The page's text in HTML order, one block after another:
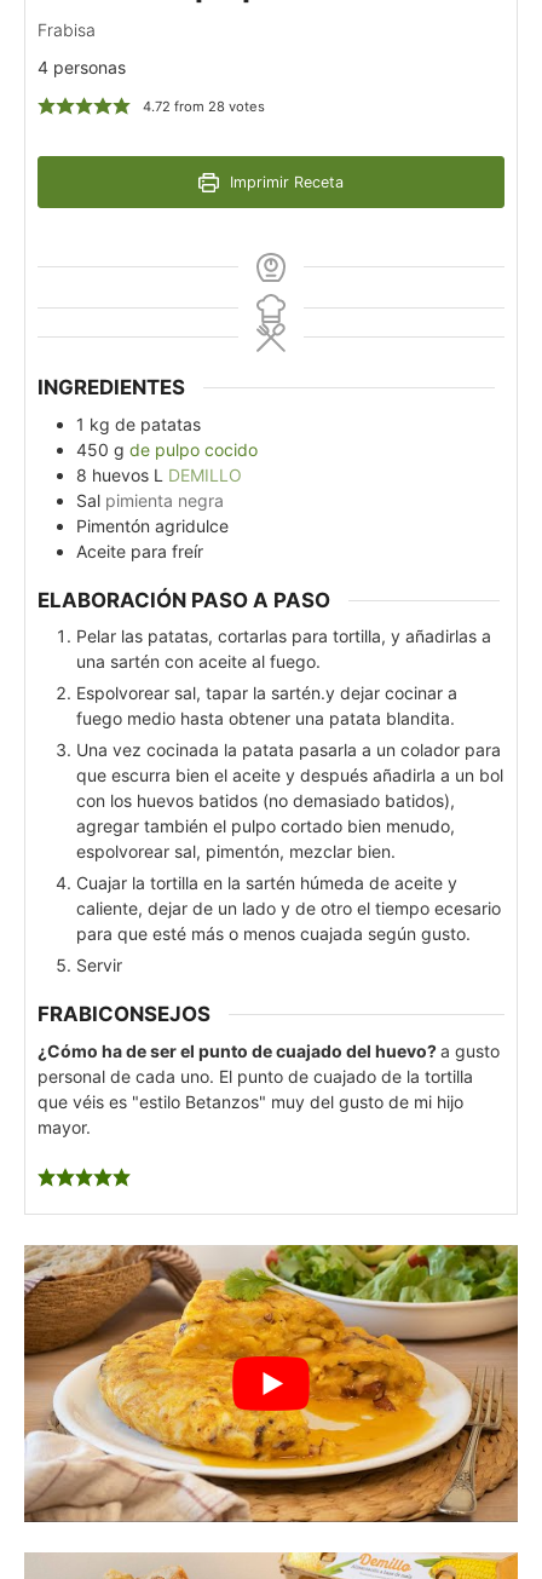
Frabisa
4 personas
4.72 from 28 votes
Imprimir Receta
INGREDIENTES
1 kg de patatas
450 g de pulpo cocido
8 huevos L DEMILLO
Sal pimienta negra
Pimentón agridulce
Aceite para freír
ELABORACIÓN PASO A PASO
Pelar las patatas, cortarlas para tortilla, y añadirlas a
una sartén con aceite al fuego.
Espolvorear sal, tapar la sartén.y dejar cocinar a
fuego medio hasta obtener una patata blandita.
Una vez cocinada la patata pasarla a un colador para
que escurra bien el aceite y después añadirla a un bol
con los huevos batidos (no demasiado batidos),
agregar también el pulpo cortado bien menudo,
espolvorear sal, pimentón, mezclar bien.
Cuajar la tortilla en la sartén húmeda de aceite y
caliente, dejar de un lado y de otro el tiempo ecesario
para que esté más o menos cuajada según gusto.
Servir
FRABICONSEJOS
¿Cómo ha de ser el punto de cuajado del huevo?a gusto
personal de cada uno. El punto de cuajado de la tortilla
que véis es "estilo Betanzos" muy del gusto de mi hijo
mayor.